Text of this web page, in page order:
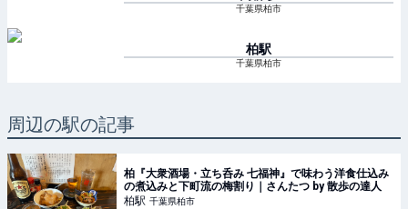
千葉県柏市
柏駅
千葉県柏市
周辺の駅の記事
柏『大衆酒場・立ち呑み 七福神』で味わう洋食仕込み
の煮込みと下町流の梅割り｜さんたつ by 散歩の達人
柏駅 千葉県柏市